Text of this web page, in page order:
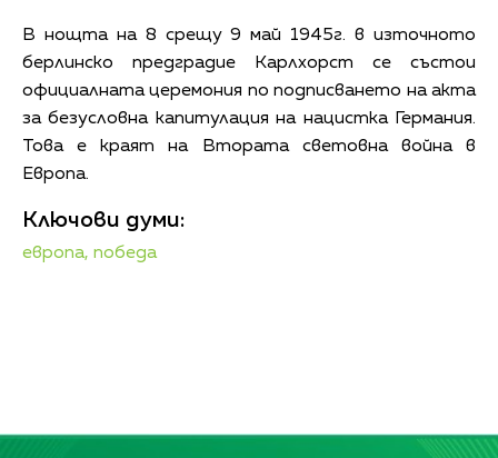
В нощта на 8 срещу 9 май 1945г. в източното
берлинско предградие Карлхорст се състои
официалната церемония по подписването на акта
за безусловна капитулация на нацистка Германия.
Това е краят на Втората световна война в
Европа.
Ключови думи:
европа, победа